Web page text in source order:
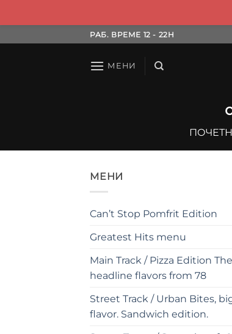
to
РАБ. ВРЕМЕ 12 - 22H
МЕНИ
МЕНИ
Can’t Stop Pomfrit Edition
Greatest Hits menu
Main Track / Pizza Edition The
headline flavors from 78
Street Track / Urban Bites,
flavor. Sandwich edition.